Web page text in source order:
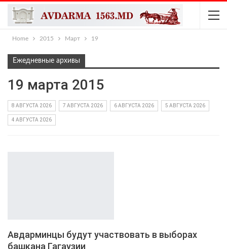
Home 2015 Март 19
Ежедневные архивы
19 марта 2015
8 АВГУСТА 2026 7 АВГУСТА 2026 6 АВГУСТА 2026 5 АВГУСТА 2026
4 АВГУСТА 2026
Авдарминцы будут участвовать в выборах
башкана Гагаузии